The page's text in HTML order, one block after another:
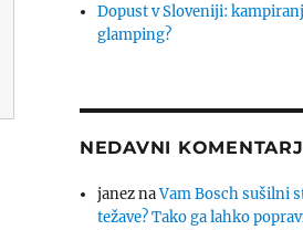
Dopust v Sloveniji:
glamping?
NEDAVNI
janeznaVam Bosch sušilni
težave? Tako ga lahko